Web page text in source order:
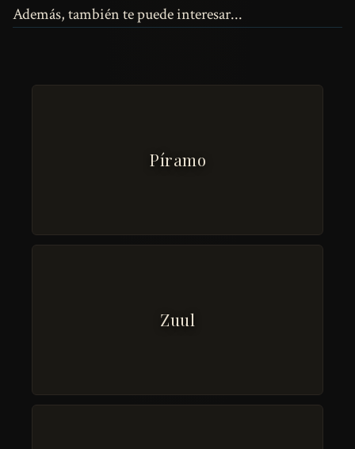
Además, también te puede interesar...
Píramo
Zuul